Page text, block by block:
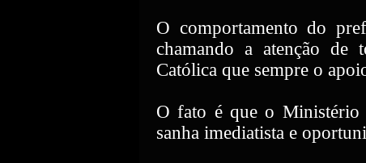
O comportamento do
chamando a atenção de
Católica que sempre o
O fato é que o Ministério
sanha imediatista e